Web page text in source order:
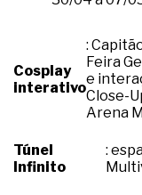
Cosplay
interativo
:
Feira
e
Close-
Arena
Túnel
Infinito
: